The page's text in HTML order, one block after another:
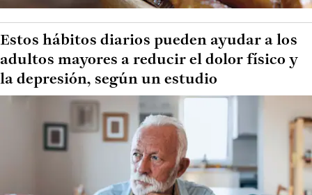
Estos hábitos diarios pueden ayudar a los
adultos mayores a reducir el dolor físico y
la depresión, según un estudio